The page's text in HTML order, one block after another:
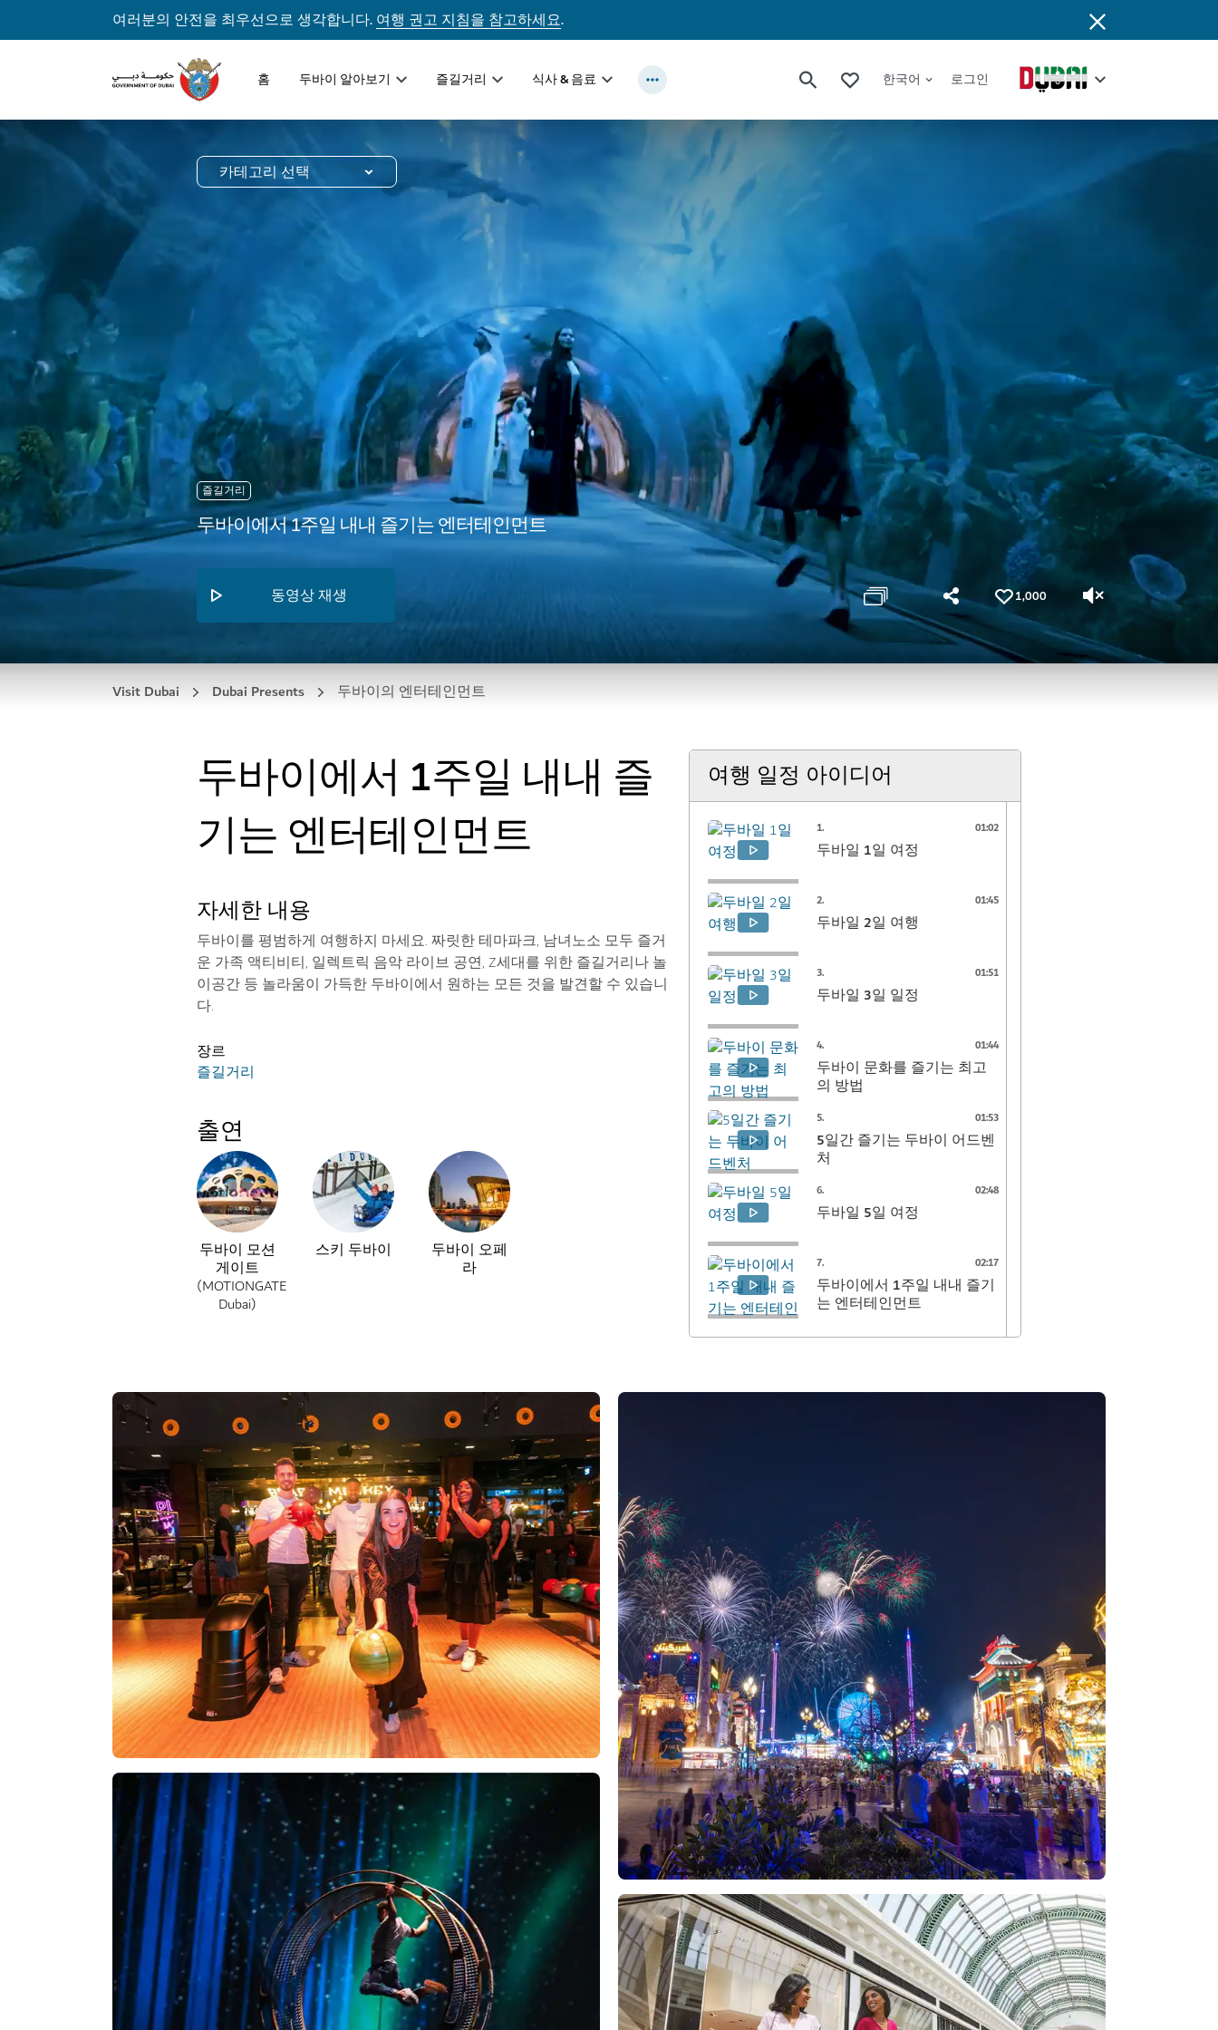
여러분의 안전을 최우선으로 생각합니다.여행 권고 지침을 참고하세요.
홈 두바이 알아보기 즐길거리 식사 & 음료 한국어 로그인
카테고리 선택
즐길거리
두바이에서 1주일 내내 즐기는 엔터테인먼트
동영상 재생 1,000
Visit Dubai Dubai Presents 두바이의 엔터테인먼트
두바이에서 1주일 내내 즐
기는 엔터테인먼트
자세한 내용
두바이를 평범하게 여행하지 마세요. 짜릿한 테마파크, 남녀노소 모두 즐거
운 가족 액티비티, 일렉트릭 음악 라이브 공연, Z세대를 위한 즐길거리나 놀
이공간 등 놀라움이 가득한 두바이에서 원하는 모든 것을 발견할 수 있습니
다.
장르
즐길거리
출연
두바이 모션
게이트
(MOTIONGATE
Dubai)
스키 두바이
두바이 오페
라
여행 일정 아이디어
1. 01:02
두바일 1일 여정
2. 01:45
두바일 2일 여행
3. 01:51
두바일 3일 일정
4. 01:44
두바이 문화를 즐기는 최고
의 방법
5. 01:53
5일간 즐기는 두바이 어드벤
처
6. 02:48
두바일 5일 여정
7. 02:17
두바이에서 1주일 내내 즐기
는 엔터테인먼트